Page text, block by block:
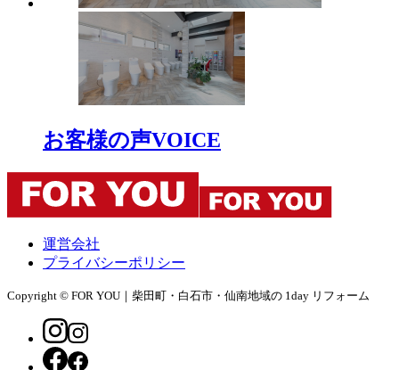
お客様の声VOICE
運営会社
プライバシーポリシー
Copyright © FOR YOU｜柴田町・白石市・仙南地域の 1day リフォーム